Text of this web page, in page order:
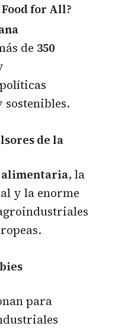
Food for All?
de 350
de la
alimentaria, la
y la enorme
para